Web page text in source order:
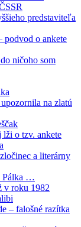
predstaviteľa
podvod o ankete
ničoho som
na zlatú
lži o tzv. ankete
a literárny
Pálka …
v roku 1982
– falošné razítka